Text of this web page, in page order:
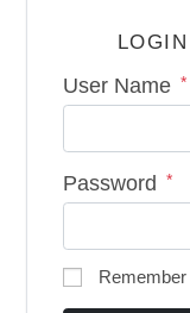
User Name *
Password *